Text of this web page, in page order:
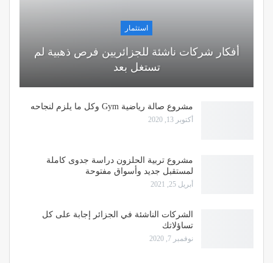
استثمار
أفكار شركات ناشئة للجزائريين فرص ذهبية لم
تستغل بعد
مشروع صالة رياضية Gym وكل ما يلزم لنجاحه
أكتوبر 13, 2020
مشروع تربية الحلزون دراسة جدوى كاملة
لمستقبل جديد وأسواق مفتوحة
أبريل 25, 2021
الشركات الناشئة في الجزائر إجابة على كل
تساؤلاتك
نوفمبر 7, 2020